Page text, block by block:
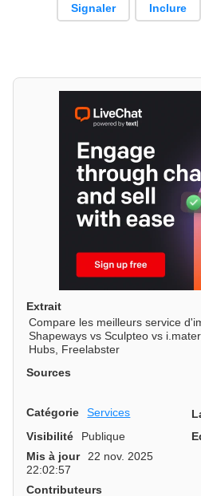
Signaler Inclure
Extrait
Compare les meilleurs service
Shapeways vs Sculpteo vs
Hubs, Freelabster
Sources
Catégorie Services
Visibilité
Publique
Mis à jour
22 nov. 2025
22:02:57
Contributeurs